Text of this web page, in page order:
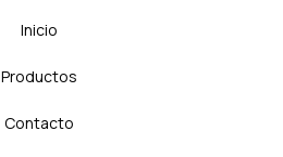
Inicio
Productos
Contacto